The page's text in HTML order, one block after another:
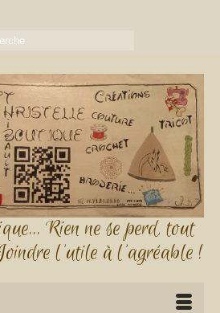
:
Rien ne se perd, tout
l'utile à l'agréable !